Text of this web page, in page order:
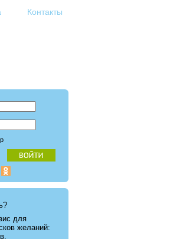
Контакты
для
желаний: